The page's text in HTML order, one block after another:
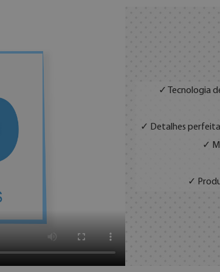
✓ Tecnologia
✓ Detalhes
✓
✓